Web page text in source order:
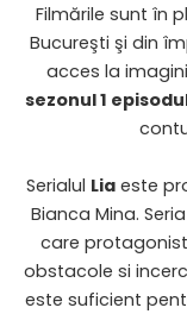
Filmările sunt în
Bucureşti şi din
acces la
sezonul 1
Serialul Lia este
Bianca Mina.
care
obstacole si
este suficient